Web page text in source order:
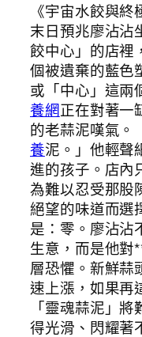
《宇宙水餃與
末日預兆廖沾沾
餃中心」的店裡
個被遺棄的藍色
或「中心」這兩
養網正在對著一
的老蒜泥嘆氣。
養泥。」他輕聲
進的孩子。店內
為難以忍受那股
絕望的味道而選
是：零。廖沾沾
生意，而是他對
層恐懼。新鮮蒜
速上漲，如果再
「靈魂蒜泥」
得光滑、閃耀著